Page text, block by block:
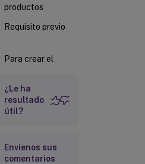
productos
Requisito previo
Para crear el
Para copiar y
¿Le ha
resultado
útil?
Envíenos sus
comentarios